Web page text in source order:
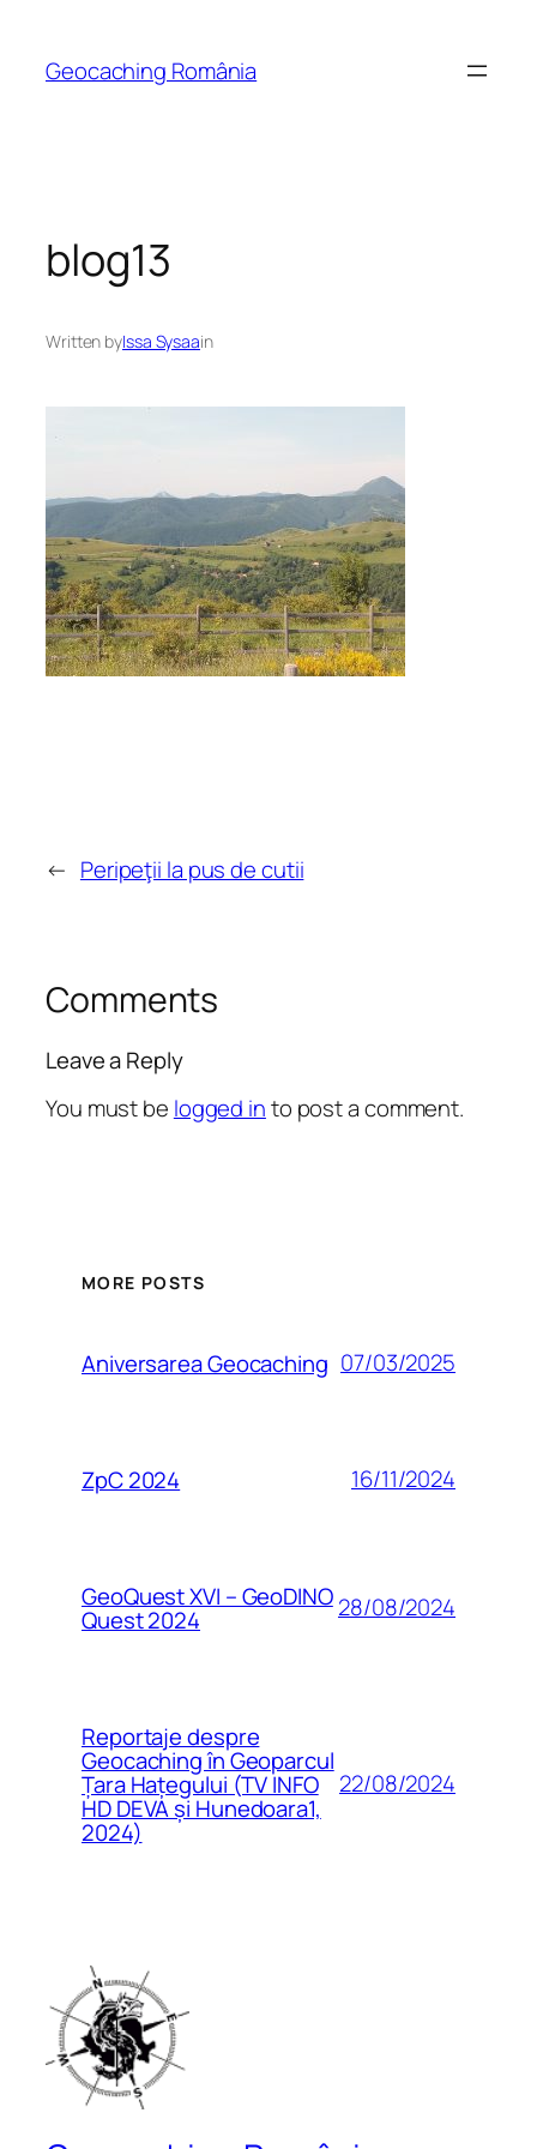
content
Geocaching România
blog13
Written byIssa Sysaain
← Peripeţii la pus de cutii
Comments
Leave a Reply
You must be logged into post a comment.
MORE POSTS
Aniversarea Geocaching 07/03/2025
ZpC 2024 16/11/2024
GeoQuest XVI – GeoDINO
Quest 2024 28/08/2024
Reportaje despre
Geocaching în Geoparcul
Țara Hațegului (TV INFO
HD DEVA și Hunedoara1,
2024)
22/08/2024